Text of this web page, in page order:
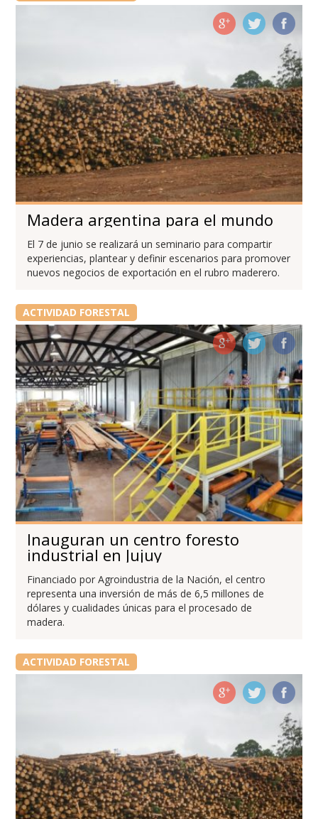
Madera argentina para el mundo
El 7 de junio se realizará un seminario para compartir
experiencias, plantear y definir escenarios para promover
nuevos negocios de exportación en el rubro maderero.
ACTIVIDAD FORESTAL
Inauguran un centro foresto
industrial en Jujuy
Financiado por Agroindustria de la Nación, el centro
representa una inversión de más de 6,5 millones de
dólares y cualidades únicas para el procesado de
madera.
ACTIVIDAD FORESTAL